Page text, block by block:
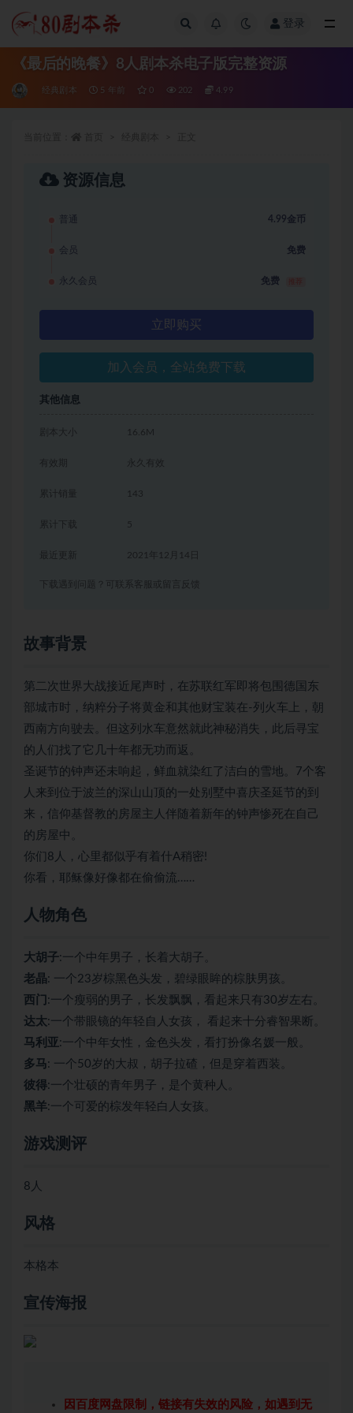
登录
《最后的晚餐》8人剧本杀电子版完整资源
经典剧本 5 年前 0 202 4.99
资源信息
普通 4.99金币
会员 免费
永久会员 免费
立即购买
加入会员，全站免费下载
其他信息
剧本大小 16.6M
有效期 永久有效
累计销量 143
累计下载 5
2021年12月14日
下载遇到问题？可联系客服或留言反馈
故事背景
第二次世界大战接近尾声时，在苏联红军即将包围德国东
部城市时，纳粹分子将黄金和其他财宝装在-列火车上，朝
西南方向驶去。但这列水车意然就此神秘消失，此后寻宝
的人们找了它几十年都无功而返。
圣诞节的钟声还未响起，鲜血就染红了洁白的雪地。7个客
人来到位于波兰的深山山顶的一处别墅中喜庆圣延节的到
来，信仰基督教的房屋主人伴随着新年的钟声惨死在自己
的房屋中。
你们8人，心里都似乎有着什A稍密!
你看，耶稣像好像都在偷偷流……
人物角色
大胡子:一个中年男子，长着大胡子。
老晶: 一个23岁棕黑色头发，碧绿眼眸的棕肤男孩。
西门 :一个瘦弱的男子，长发飘飘，看起来只有30岁左右。
达太:一个带眼镜的年轻自人女孩， 看起来十分睿智果断。
马利亚:一个中年女性，金色头发，看打扮像名媛一般。
多马: 一个50岁的大叔，胡子拉碴，但是穿着西装。
彼得:一个壮硕的青年男子，是个黄种人。
黑羊:一个可爱的棕发年轻白人女孩。
游戏测评
8人
风格
本格本
宣传海报
因百度网盘限制，链接有失效的风险，如遇到无